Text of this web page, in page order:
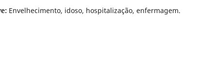
Envelhecimento, idoso, hospitalização, enfermagem.